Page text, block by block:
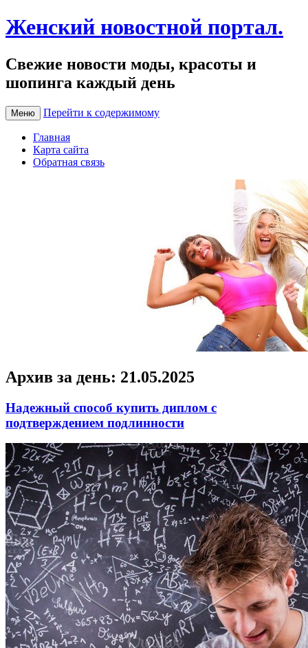
Женский новостной портал.
Свежие новости моды, красоты и
шопинга каждый день
Меню Перейти к содержимому
Главная
Карта сайта
Обратная связь
Архив за день: 21.05.2025
Надежный способ купить диплом с
подтверждением подлинности